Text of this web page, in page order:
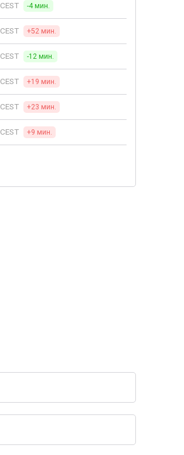
CEST -4 мин.
CEST +52 мин.
CEST -12 мин.
CEST +19 мин.
CEST +23 мин.
CEST +9 мин.